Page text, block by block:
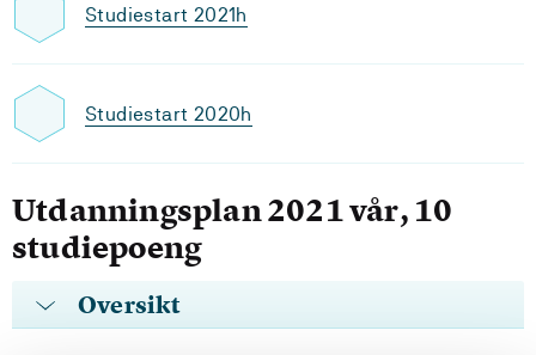
Studiestart 2021h
Studiestart 2020h
Utdanningsplan 2021 vår, 10
studiepoeng
Oversikt